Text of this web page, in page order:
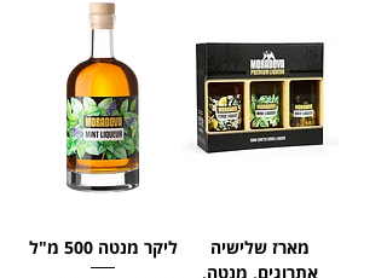
ליקר מנטה 500 מ"ל
מארז שלישיה
אתרוגים, מנטה,